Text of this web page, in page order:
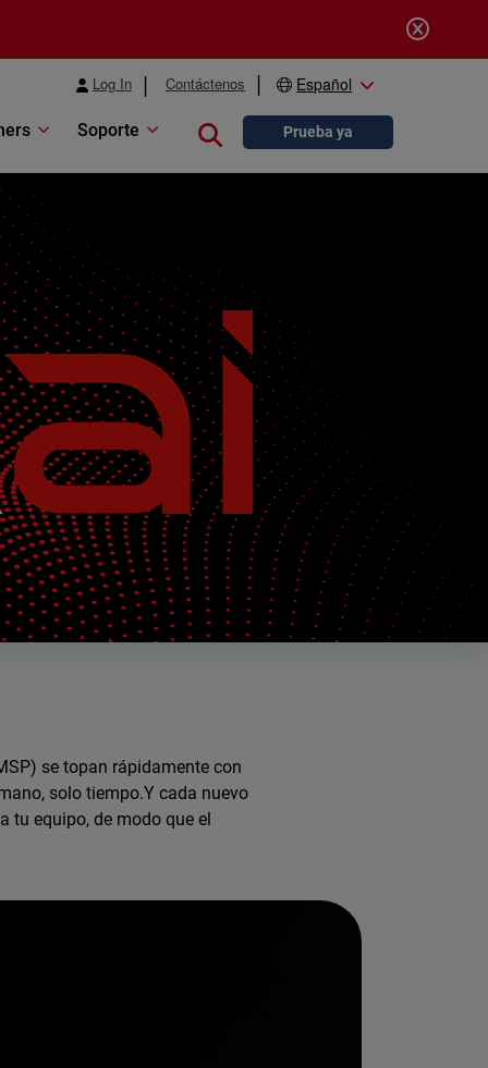
Log In Contáctenos Español
Soporte Close searchPrueba ya
se topan rápidamente con
solo tiempo.Y cada nuevo
tu equipo, de modo que el